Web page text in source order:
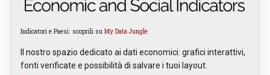
Indicatori e Paesi: scoprili su My Data Jungle
Il nostro spazio dedicato ai dati economici: grafici interattivi,
fonti verificate e possibilità di salvare i tuoi layout.